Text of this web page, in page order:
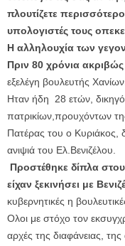
πλουτίζετε
υπολογιστές τους
Η αλληλουχία των
Πριν 80 χρόνια ακριβώς
εξελέγη βουλευτής
Ηταν ήδη 28 ετών,
πατρικίων,προυχόντων
Πατέρας του ο Κυριάκος,
ανιψιά του Ελ.Βενιζέλου.
Προστέθηκε δίπλα
είχαν ξεκινήσει με
κυβερνητικές η
Ολοι με στόχο τον
αρχές της διαφάνειας, της